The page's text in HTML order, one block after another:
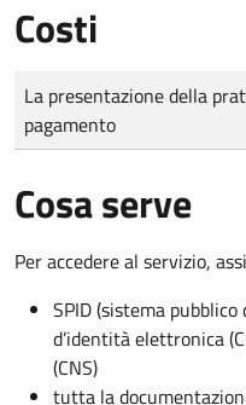
Costi
Tipo di pagamento
Importo
La presentazione della
pagamento
Cosa serve
Per accedere al servizio,
SPID (sistema
d’identità elettronica
(CNS)
tutta la